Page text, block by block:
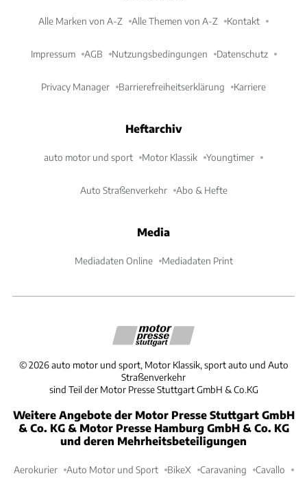
Alle Marken von A-Z Alle Themen von A-Z Kontakt
Impressum AGB Nutzungsbedingungen Datenschutz
Privacy Manager Barrierefreiheitserklärung Karriere
Heftarchiv
auto motor und sport Motor Klassik Youngtimer
Auto Straßenverkehr Abo & Hefte
Media
Mediadaten Online Mediadaten Print
©2026 auto motor und sport, Motor Klassik, sport auto und Auto
Straßenverkehr
sind Teil der Motor Presse Stuttgart GmbH & Co.KG
Weitere Angebote der Motor Presse Stuttgart GmbH
& Co. KG & Motor Presse Hamburg GmbH & Co. KG
und deren Mehrheitsbeteiligungen
Aerokurier Auto Motor und Sport BikeX Caravaning Cavallo